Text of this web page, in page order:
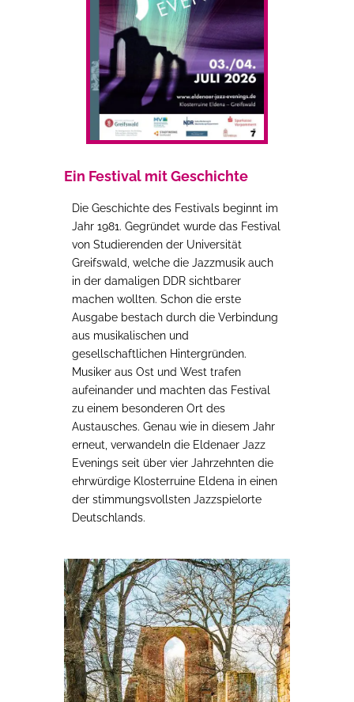
Ein Festival mit Geschichte
Die Geschichte des Festivals beginnt im
Jahr 1981. Gegründet wurde das Festival
von Studierenden der Universität
Greifswald, welche die Jazzmusik auch
in der damaligen DDR sichtbarer
machen wollten. Schon die erste
Ausgabe bestach durch die Verbindung
aus musikalischen und
gesellschaftlichen Hintergründen.
Musiker aus Ost und West trafen
aufeinander und machten das Festival
zu einem besonderen Ort des
Austausches. Genau wie in diesem Jahr
erneut, verwandeln die Eldenaer Jazz
Evenings seit über vier Jahrzehnten die
ehrwürdige Klosterruine Eldena in einen
der stimmungsvollsten Jazzspielorte
Deutschlands.